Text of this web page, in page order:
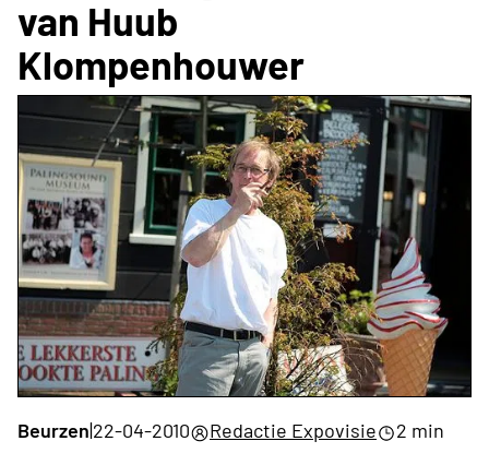
Abonnementen
van Huub
Klompenhouwer
Beurzen|22-04-2010 Redactie Expovisie
2 min